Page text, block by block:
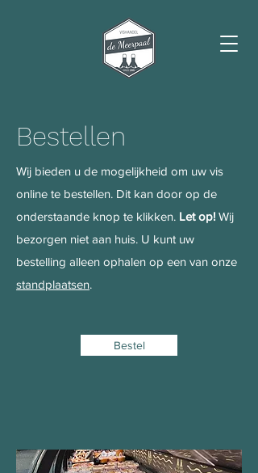
Bestellen
Wij bieden u de mogelijkheid om uw vis
online te bestellen. Dit kan door op de
onderstaande knop te klikken. Let op! Wij
bezorgen niet aan huis. U kunt uw
bestelling alleen ophalen op een van onze
standplaatsen.
Bestel